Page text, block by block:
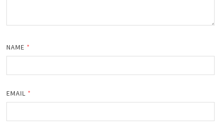
NAME *
EMAIL *